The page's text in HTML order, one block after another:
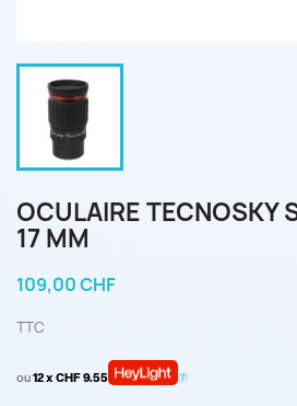
OCULAIRE TECNOSKY
17 MM
109,00 CHF
TTC
ou12 x CHF 9.55